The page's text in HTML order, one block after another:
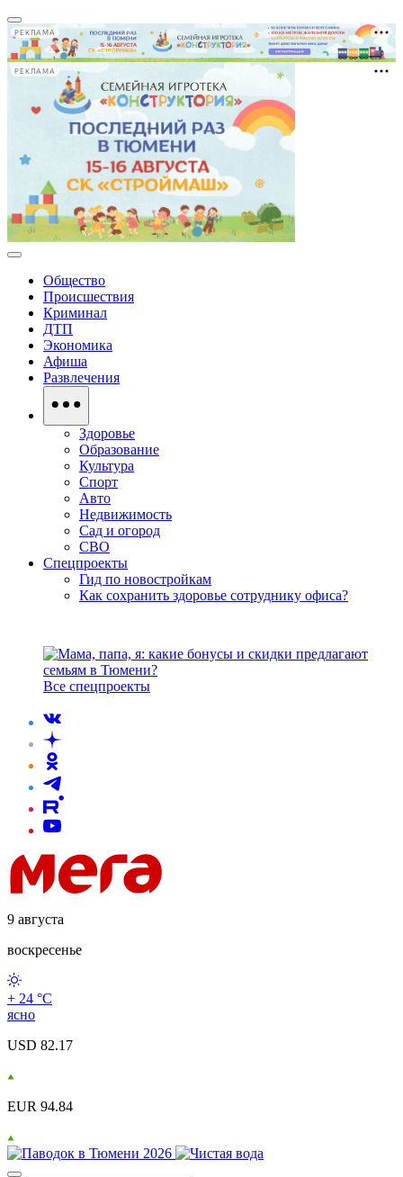
РЕКЛАМА
РЕКЛАМА
Общество
Происшествия
Криминал
ДТП
Экономика
Афиша
Развлечения
Здоровье
Образование
Культура
Спорт
Авто
Недвижимость
Сад и огород
СВО
Спецпроекты
Гид по новостройкам
Как сохранить здоровье сотруднику офиса?
Все спецпроекты
9 августа
воскресенье
+ 24 °С
ясно
USD 82.17
EUR 94.84